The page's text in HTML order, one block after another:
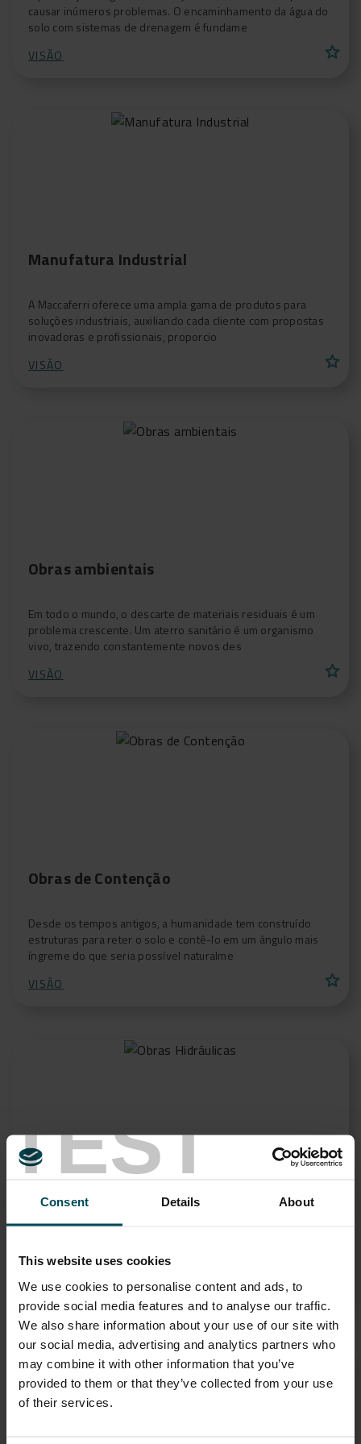
TEST
Consent Details About
This website uses cookies
We use cookies to personalise content and ads, to
provide social media features and to analyse our traffic.
We also share information about your use of our site with
our social media, advertising and analytics partners who
may combine it with other information that you’ve
provided to them or that they’ve collected from your use
of their services.
causar inúmeros problemas. O encaminhamento da água do
solo com sistemas de drenagem é fundame
VISÃO
star
Manufatura Industrial
A Maccaferri oferece uma ampla gama de produtos para
soluções industriais, auxiliando cada cliente com propostas
inovadoras e profissionais, proporcio
VISÃO
star
Obras ambientais
Em todo o mundo, o descarte de materiais residuais é um
problema crescente. Um aterro sanitário é um organismo
vivo, trazendo constantemente novos des
VISÃO
star
Obras de Contenção
Desde os tempos antigos, a humanidade tem construído
estruturas para reter o solo e contê-lo em um ângulo mais
íngreme do que seria possível naturalme
VISÃO
star
ocasionados pela água às atividades humanas.
VISÃO